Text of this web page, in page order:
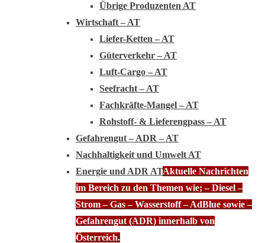
Übrige Produzenten AT
Wirtschaft – AT
Liefer-Ketten – AT
Güterverkehr – AT
Luft-Cargo – AT
Seefracht – AT
Fachkräfte-Mangel – AT
Rohstoff- & Lieferengpass – AT
Gefahrengut – ADR – AT
Nachhaltigkeit und Umwelt AT
Energie und ADR ATAktuelle Nachrichten
im Bereich zu den Themen wie; – Diesel –
Strom – Gas – Wasserstoff – AdBlue sowie –
Gefahrengut (ADR) innerhalb von
Österreich.